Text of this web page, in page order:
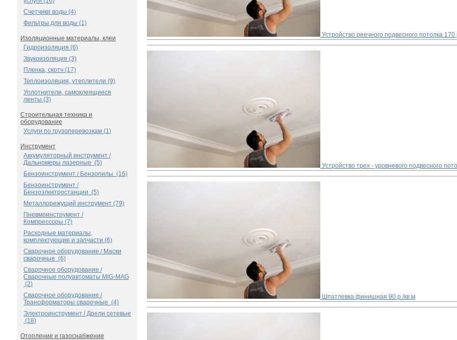
Счетчики воды (4)
Фильтры для воды (1)
Изоляционные материалы, клеи
Гидроизоляция (6)
Звукоизоляция (3)
Пленка, скотч (17)
Теплоизоляция, утеплители (9)
Уплотнители, самоклеящиеся
ленты (3)
Строительная техника и
оборудование
Услуги по грузоперевозкам (1)
Инструмент
Аккумуляторный инструмент /
Дальномеры лазерные (5)
Бензоинструмент / Бензопилы (16)
Бензоинструмент /
Бензоэлектростанции (5)
Металлорежущий инструмент (79)
Пневмоинструмент /
Компрессоры (7)
Расходные материалы,
комплектующие и запчасти (6)
Сварочное оборудование / Маски
сварочные (6)
Сварочное оборудование /
Сварочные полуавтоматы MIG-MAG
(2)
Сварочное оборудование /
Трансформаторы сварочные (4)
Электроинструмент / Дрели сетевые
(18)
Отопление и газоснабжение
Устройство реечного подвесного потолка 170
Устройство трех - уровневого подвесного
Шпатлевка финишная 90 р./кв.м